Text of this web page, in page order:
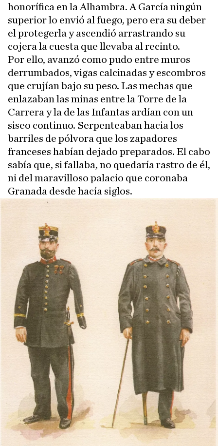
honorífica en la Alhambra. A García ningún
superior lo envió al fuego, pero era su deber
el protegerla y ascendió arrastrando su
cojera la cuesta que llevaba al recinto.
Por ello, avanzó como pudo entre muros
derrumbados, vigas calcinadas y escombros
que crujían bajo su peso. Las mechas que
enlazaban las minas entre la Torre de la
Carrera y la de las Infantas ardían con un
siseo continuo. Serpenteaban hacia los
barriles de pólvora que los zapadores
franceses habían dejado preparados. El cabo
sabía que, si fallaba, no quedaría rastro de él,
ni del maravilloso palacio que coronaba
Granada desde hacía siglos.